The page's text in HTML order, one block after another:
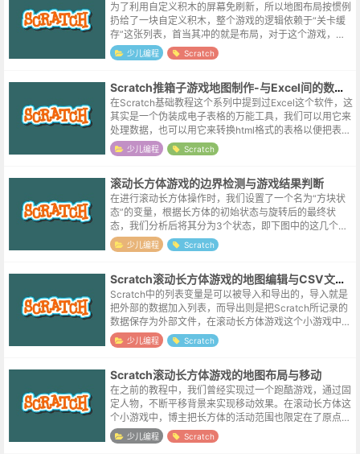
为了利用自定义积木的屏幕免刷新，所以地图布局按惯例
扔给了一块自定义积木，整个游戏的逻辑依赖于“关卡缓
存”这张列表，首当其冲的就是布局，对于这个游戏，博
主将屏幕统一划分成了10横12纵的栅格，不显示的部分
都用“0值”填充，虽然实际的游戏...
少儿编程 Scratch
Scratch推箱子游戏地图制作-与Excel间的数据交换
在Scratch基础教程这个系列中提到过Excel这个软件，这
其实是一个伪装成电子表格的万能工具，我们可以用它来
处理数据，也可以用它来转换html格式的表格以便把表格
内容发布到网站。当然也有用Excel来画像素图，甚至制
作游戏的，对于...
少儿编程 Scratch
滚动长方体游戏的边界检测与游戏结果判断
在进行滚动长方体操作时，我们设置了一个名为“方块状
态”的变量，根据长方体的初始状态与旋转后的最终状
态，我们分析后将其分为3个状态，即下图中的这几个状
态：分别是竖直状态；长的一边靠近X轴的状态；以及长
的一边靠近Y轴的状态。因为视角变化的...
少儿编程 Scratch
Scratch滚动长方体游戏的地图编辑与CSV文件的导入导出
Scratch中的列表变量是可以被导入和导出的，导入就是
把外部的数据加入列表，而导出则是把Scratch所记录的
数据保存为外部文件，在滚动长方体游戏这个小游戏中，
为了生成一些形状各异的地图，博主尝试了利用导入csv
这一方式来添加地图数...
少儿编程 Scratch
Scratch滚动长方体游戏的地图布局与移动
在之前的教程中，我们曾经实现过一个跑酷游戏，通过固
定人物，不断平移背景来实现移动效果。在滚动长方体这
个小游戏中，博主把长方体的活动范围也限定在了原点附
近，所以同样需要移动地图来衬托长方体的移动。一个长
方体，绕某根坐标轴旋转的时候，不出...
少儿编程 Scratch